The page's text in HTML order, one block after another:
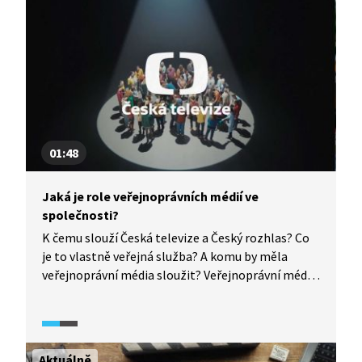
01:48
Jaká je role veřejnoprávních médií ve
společnosti?
K čemu slouží Česká televize a Český rozhlas? Co
je to vlastně veřejná služba? A komu by měla
veřejnoprávní média sloužit? Veřejnoprávní média
médií nemusela upřednostňovat. Česká televize
a Český rozhlas mají propojovat, informovat,